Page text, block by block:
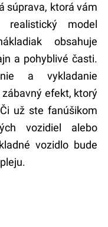
súprava, ktorá vám
model
obsahuje
a pohyblivé časti.
a vykladanie
efekt, ktorý
už ste fanúšikom
vozidiel alebo
vozidlo bude